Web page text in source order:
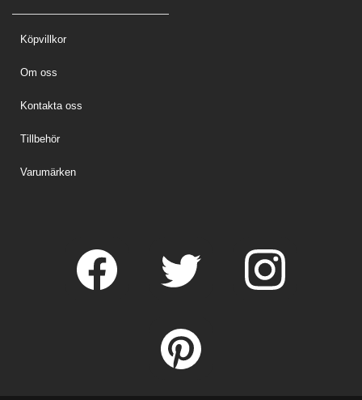
Köpvillkor
Om oss
Kontakta oss
Tillbehör
Varumärken